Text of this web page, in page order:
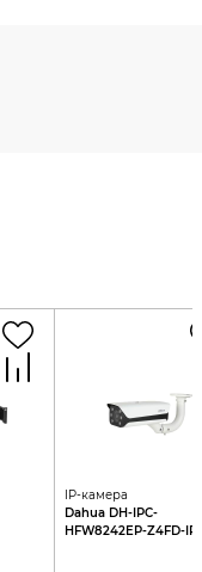
IP-камера
Dahua DH-IPC-
HFW8242EP-Z4FD-